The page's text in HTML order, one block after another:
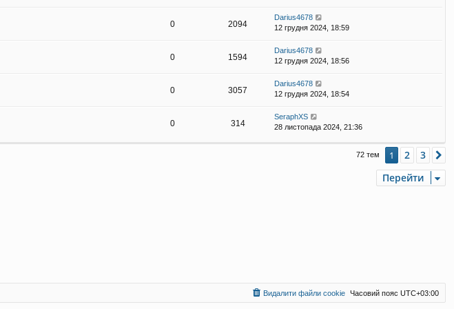
0 2094
Darius4678
12 грудня 2024, 18:59
0 1594
Darius4678
12 грудня 2024, 18:56
0 3057
Darius4678
12 грудня 2024, 18:54
0 314
SeraphXS
28 листопада 2024, 21:36
72 тем 1 2 3
Перейти
Часовий пояс UTC+03:00
Видалити файли cookie